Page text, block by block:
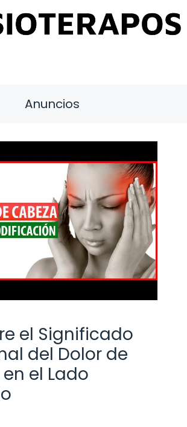
Anuncios
el Significado
del Dolor de
el Lado